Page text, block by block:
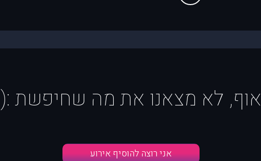
אוף, לא מצאנו את מה שחיפשת :(
אני רוצה להוסיף אירוע